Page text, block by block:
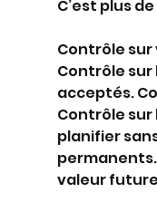
C’est plus
Contrôle
Contrôle
acceptés.
Contrôle
planifier
valeur